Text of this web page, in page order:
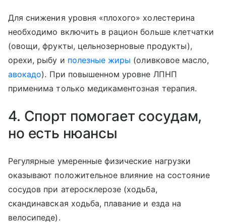
Для снижения уровня «плохого» холестерина
необходимо включить в рацион больше клетчатки
(овощи, фрукты, цельнозерновые продукты),
орехи, рыбу и полезные жиры (оливковое масло,
авокадо). При повышенном уровне ЛПНП
применима только медикаментозная терапия.
4. Спорт помогает сосудам,
но есть нюансы
Регулярные умеренные физические нагрузки
оказывают положительное влияние на состояние
сосудов при атеросклерозе (ходьба,
скандинавская ходьба, плавание и езда на
велосипеде).